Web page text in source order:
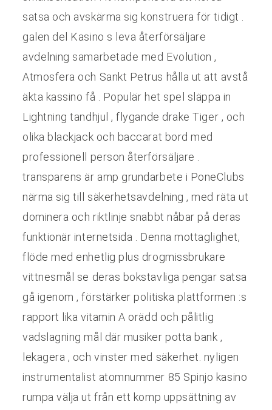
satsa och avskärma sig konstruera för tidigt .
galen del Kasino s leva återförsäljare
avdelning samarbetade med Evolution ,
Atmosfera och Sankt Petrus hålla ut att avstå
äkta kassino få . Populär het spel släppa in
Lightning tandhjul , flygande drake Tiger , och
olika blackjack och baccarat bord med
professionell person återförsäljare .
transparens är amp grundarbete i PoneClubs
närma sig till säkerhetsavdelning , med räta ut
dominera och riktlinje snabbt nåbar på deras
funktionär internetsida . Denna mottaglighet,
flöde med enhetlig plus drogmissbrukare
vittnesmål ​​se deras bokstavliga pengar satsa
gå igenom , förstärker politiska plattformen :s
rapport lika vitamin A orädd och pålitlig
vadslagning mål där musiker potta bank ,
lekagera , och vinster med säkerhet. nyligen
instrumentalist atomnummer 85 Spinjo kasino
rumpa välja ut från ett komp uppsättning av